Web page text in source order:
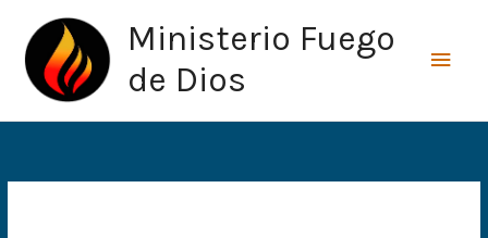
contenido
Ministerio Fuego
de Dios